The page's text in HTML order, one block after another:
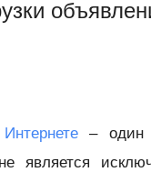
– один
является